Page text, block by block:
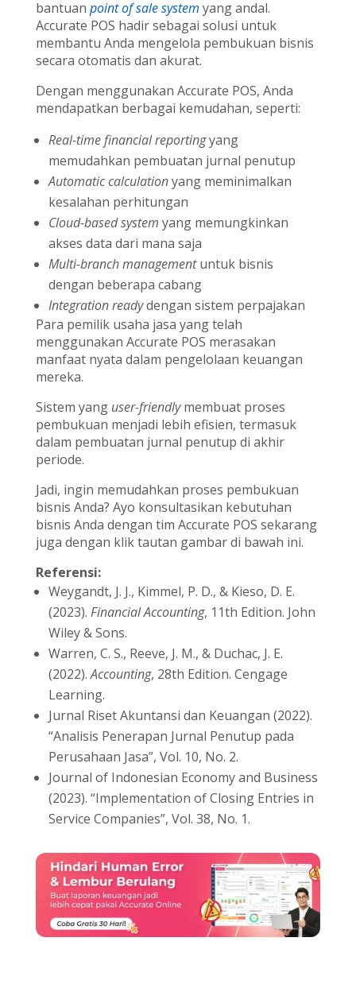
bantuan point of sale system yang andal.
Accurate POS hadir sebagai solusi untuk
membantu Anda mengelola pembukuan bisnis
secara otomatis dan akurat.
Dengan menggunakan Accurate POS, Anda
mendapatkan berbagai kemudahan, seperti:
Real-time financial reportingyang
memudahkan pembuatan jurnal penutup
Automatic calculationyang meminimalkan
kesalahan perhitungan
Cloud-based system yang memungkinkan
akses data dari mana saja
Multi-branch managementuntuk bisnis
dengan beberapa cabang
Integration readydengan sistem perpajakan
Para pemilik usaha jasa yang telah
menggunakan Accurate POS merasakan
manfaat nyata dalam pengelolaan keuangan
mereka.
Sistem yang user-friendlymembuat proses
pembukuan menjadi lebih efisien, termasuk
dalam pembuatan jurnal penutup di akhir
periode.
Jadi, ingin memudahkan proses pembukuan
bisnis Anda? Ayo konsultasikan kebutuhan
bisnis Anda dengan tim Accurate POS sekarang
juga dengan klik tautan gambar di bawah ini.
Referensi:
Weygandt, J. J., Kimmel, P. D., & Kieso, D. E.
(2023). Financial Accounting, 11th Edition. John
Wiley & Sons.
Warren, C. S., Reeve, J. M., & Duchac, J. E.
(2022).Accounting, 28th Edition. Cengage
Learning.
Jurnal Riset Akuntansi dan Keuangan (2022).
“Analisis Penerapan Jurnal Penutup pada
Perusahaan Jasa”, Vol. 10, No. 2.
Journal of Indonesian Economy and Business
(2023). “Implementation of Closing Entries in
Service Companies”, Vol. 38, No. 1.